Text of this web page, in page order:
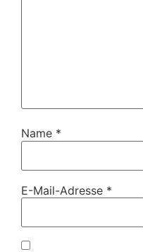
Name *
E-Mail-Adresse *